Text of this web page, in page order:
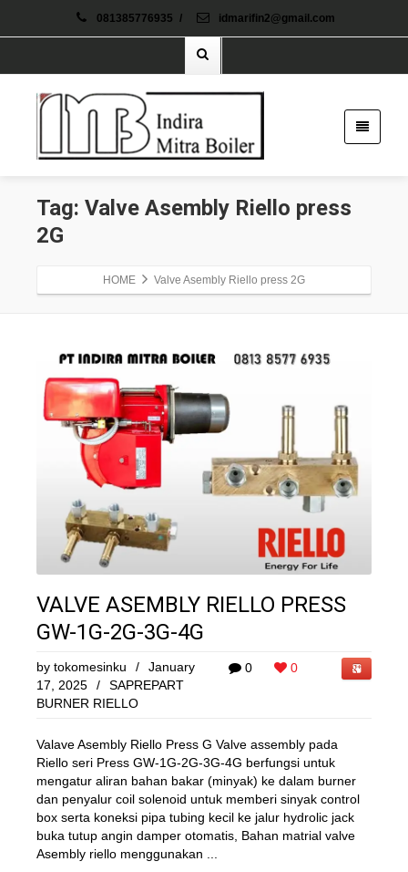
081385776935 / idmarifin2@gmail.com
Tag: Valve Asembly Riello press
2G
HOME Valve Asembly Riello press 2G
VALVE ASEMBLY RIELLO PRESS
GW-1G-2G-3G-4G
0 0
by tokomesinku /
January
17, 2025
/
SAPREPART
BURNER RIELLO
Valave Asembly Riello Press G Valve assembly pada
Riello seri Press GW-1G-2G-3G-4G berfungsi untuk
mengatur aliran bahan bakar (minyak) ke dalam burner
dan penyalur coil solenoid untuk memberi sinyak control
box serta koneksi pipa tubing kecil ke jalur hydrolic jack
buka tutup angin damper otomatis, Bahan matrial valve
Asembly riello menggunakan ...